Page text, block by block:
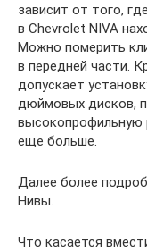
зависит от того,
в Chevrolet NIVA
Можно померить
в передней части.
допускает
дюймовых дисков,
высокопрофильную
еще больше.
Далее более
Нивы.
Что касается